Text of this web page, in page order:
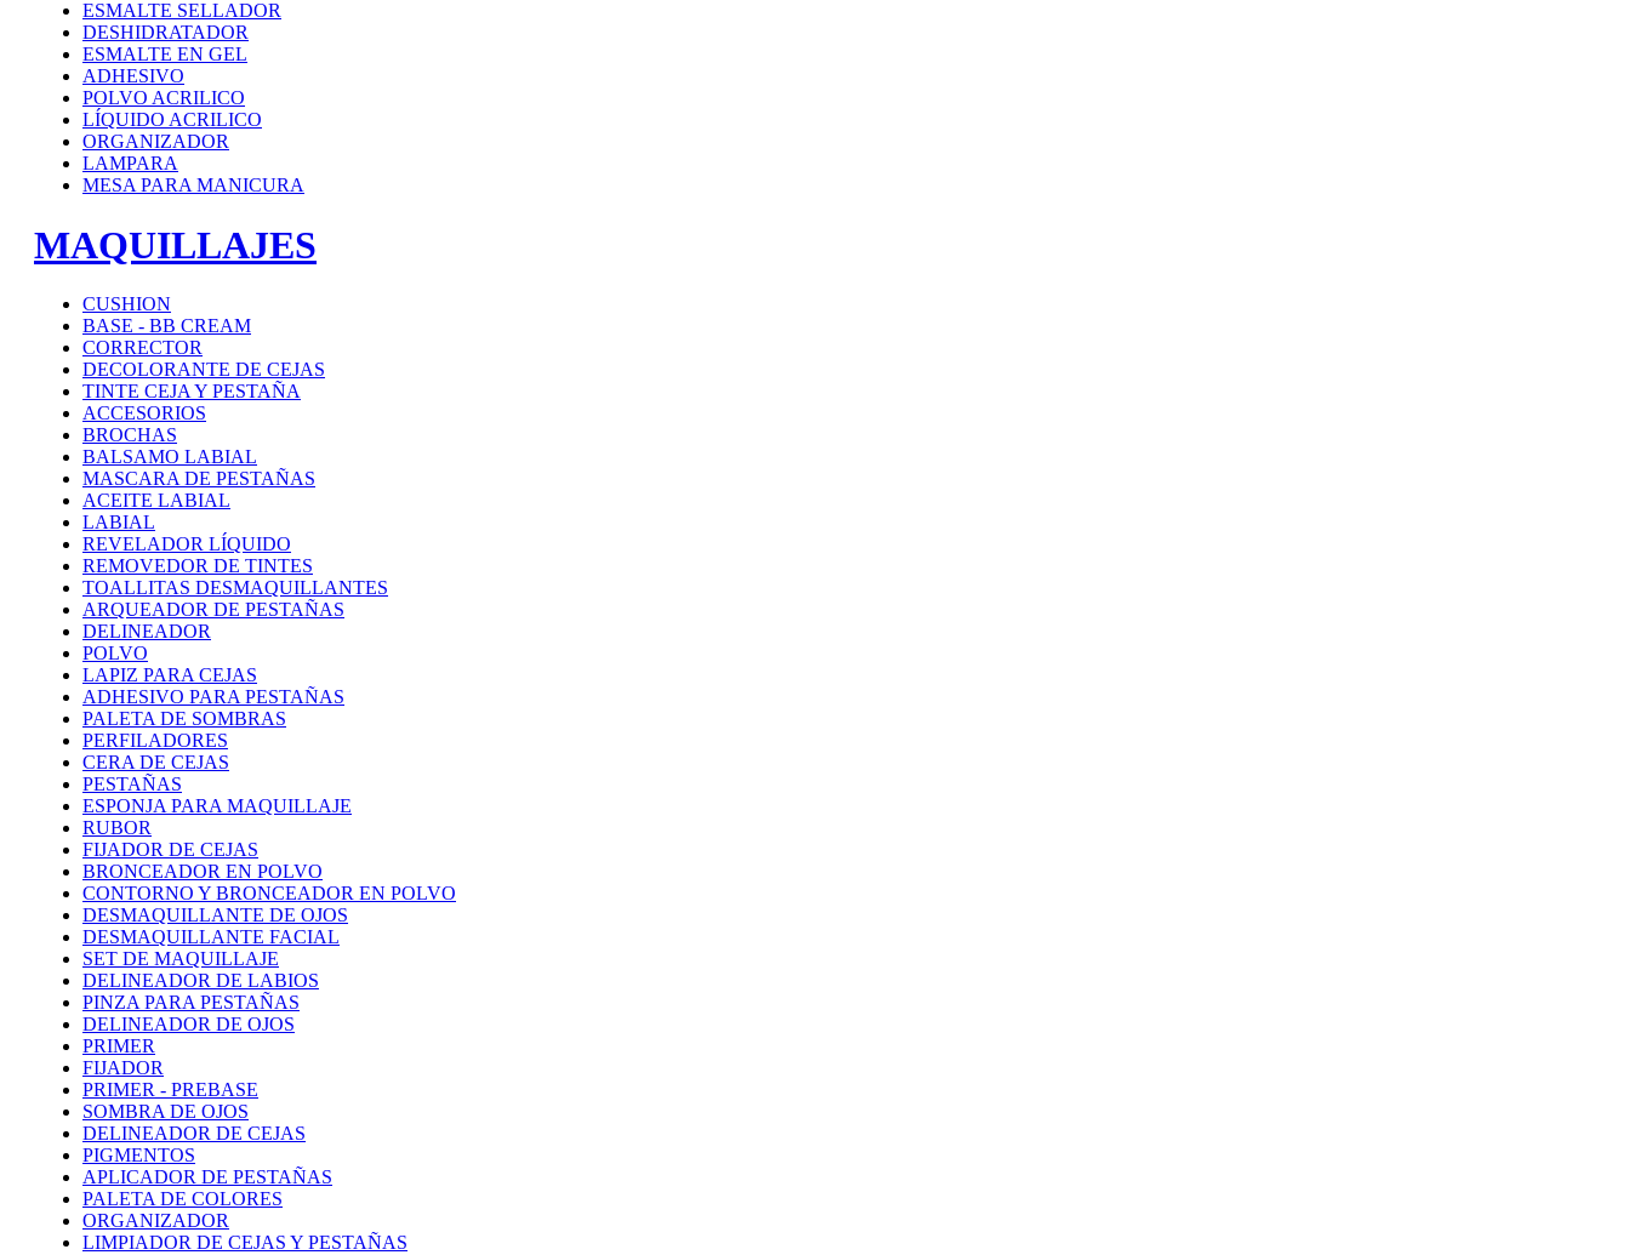
ESMALTE SELLADOR
DESHIDRATADOR
ESMALTE EN GEL
ADHESIVO
POLVO ACRILICO
LÍQUIDO ACRILICO
ORGANIZADOR
LAMPARA
MESA PARA MANICURA
MAQUILLAJES
CUSHION
BASE - BB CREAM
CORRECTOR
DECOLORANTE DE CEJAS
TINTE CEJA Y PESTAÑA
ACCESORIOS
BROCHAS
BALSAMO LABIAL
MASCARA DE PESTAÑAS
ACEITE LABIAL
LABIAL
REVELADOR LÍQUIDO
REMOVEDOR DE TINTES
TOALLITAS DESMAQUILLANTES
ARQUEADOR DE PESTAÑAS
DELINEADOR
POLVO
LAPIZ PARA CEJAS
ADHESIVO PARA PESTAÑAS
PALETA DE SOMBRAS
PERFILADORES
CERA DE CEJAS
PESTAÑAS
ESPONJA PARA MAQUILLAJE
RUBOR
FIJADOR DE CEJAS
BRONCEADOR EN POLVO
CONTORNO Y BRONCEADOR EN POLVO
DESMAQUILLANTE DE OJOS
DESMAQUILLANTE FACIAL
SET DE MAQUILLAJE
DELINEADOR DE LABIOS
PINZA PARA PESTAÑAS
DELINEADOR DE OJOS
PRIMER
FIJADOR
PRIMER - PREBASE
SOMBRA DE OJOS
DELINEADOR DE CEJAS
PIGMENTOS
APLICADOR DE PESTAÑAS
PALETA DE COLORES
ORGANIZADOR
LIMPIADOR DE CEJAS Y PESTAÑAS